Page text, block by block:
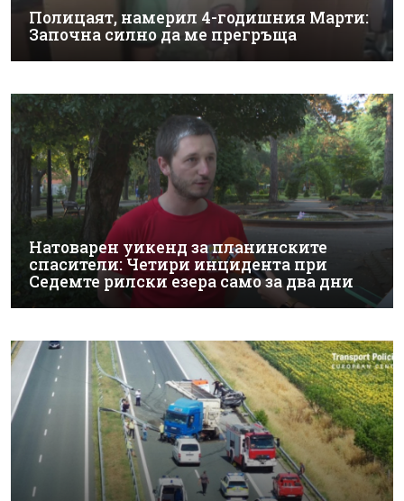
Полицаят, намерил 4-годишния Марти:
Започна силно да ме прегръща
Натоварен уикенд за планинските
спасители: Четири инцидента при
Седемте рилски езера само за два дни